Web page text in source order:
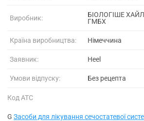
Виробник:
БІОЛОГІШЕ
ГМБХ
Країна виробництва: Німеччина
Заявник: Heel
Умови відпуску: Без рецепта
Код АТС
G Засоби для лікування сечостатевої